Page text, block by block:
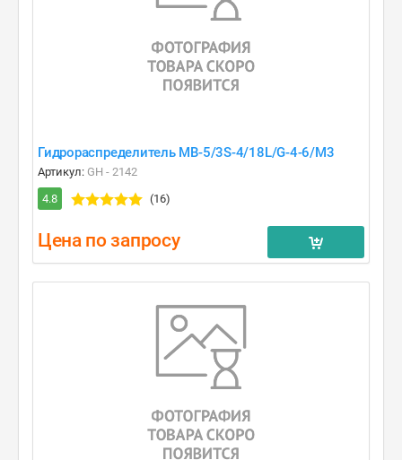
Гидрораспределитель MB-5/3S-4/18L/G-4-6/M3
Артикул: GH - 2142
4.8
(16)
Цена по запросу